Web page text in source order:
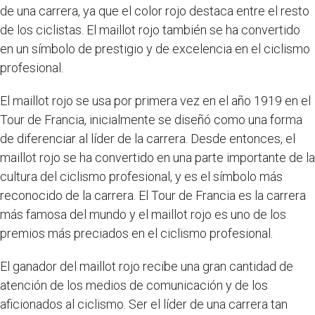
de una carrera, ya que el color rojo destaca entre el resto
de los ciclistas. El maillot rojo también se ha convertido
en un símbolo de prestigio y de excelencia en el ciclismo
profesional.
El maillot rojo se usa por primera vez en el año 1919 en el
Tour de Francia, inicialmente se diseñó como una forma
de diferenciar al líder de la carrera. Desde entonces, el
maillot rojo se ha convertido en una parte importante de la
cultura del ciclismo profesional, y es el símbolo más
reconocido de la carrera. El Tour de Francia es la carrera
más famosa del mundo y el maillot rojo es uno de los
premios más preciados en el ciclismo profesional.
El ganador del maillot rojo recibe una gran cantidad de
atención de los medios de comunicación y de los
aficionados al ciclismo. Ser el líder de una carrera tan